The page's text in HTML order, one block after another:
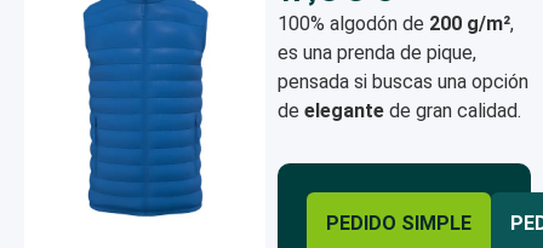
100% algodón de 200 g/m²,
es una prenda de pique,
pensada si buscas una opción
de elegantede gran calidad.
PEDIDO SIMPLE